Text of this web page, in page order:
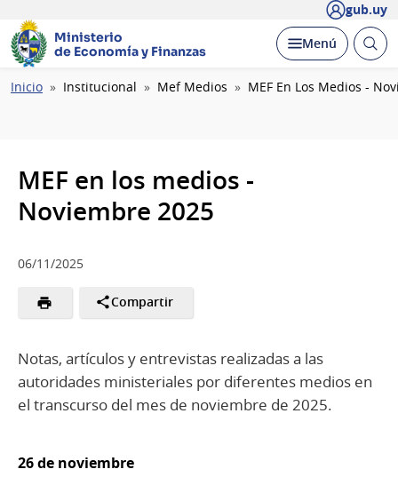
gub.uy
Ministerio
de Economía y Finanzas
Desplegar
Menú Abrir
Ruta
Inicio Institucional Mef Medios MEF En Los Medios -
MEF en los medios -
Noviembre 2025
06/11/2025
Compartir
Notas, artículos y entrevistas realizadas a las
autoridades ministeriales por diferentes medios en
el transcurso del mes de noviembre de 2025.
26 de noviembre